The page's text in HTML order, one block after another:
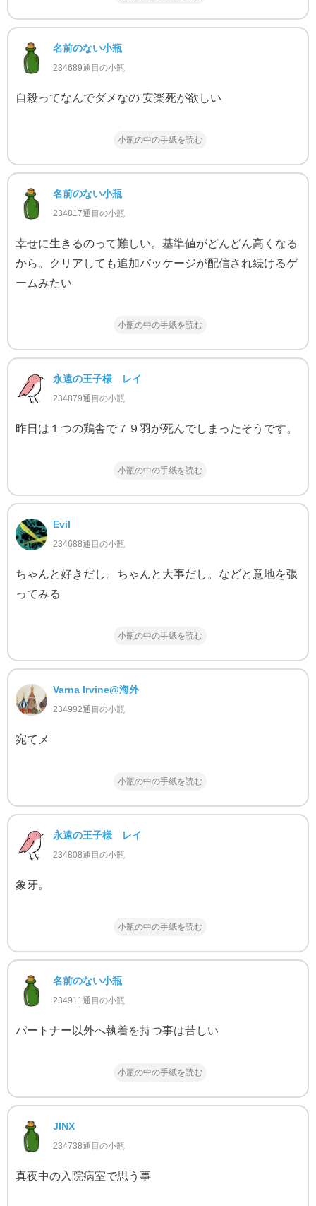
名前のない小瓶
234689通目の小瓶
自殺ってなんでダメなの 安楽死が欲しい
小瓶の中の手紙を読む
名前のない小瓶
234817通目の小瓶
幸せに生きるのって難しい。基準値がどんどん高くなる
から。クリアしても追加パッケージが配信され続けるゲ
ームみたい
小瓶の中の手紙を読む
永遠の王子様 レイ
234879通目の小瓶
昨日は１つの鶏舎で７９羽が死んでしまったそうです。
小瓶の中の手紙を読む
Evil
234688通目の小瓶
ちゃんと好きだし。ちゃんと大事だし。などと意地を張
ってみる
小瓶の中の手紙を読む
Varna Irvine@海外
234992通目の小瓶
宛てメ
小瓶の中の手紙を読む
永遠の王子様 レイ
234808通目の小瓶
象牙。
小瓶の中の手紙を読む
名前のない小瓶
234911通目の小瓶
パートナー以外へ執着を持つ事は苦しい
小瓶の中の手紙を読む
JINX
234738通目の小瓶
真夜中の入院病室で思う事